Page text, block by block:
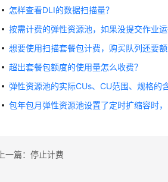
怎样查看DLI的数据扫描量？
按需计费的弹性资源池，如果没提交作业运
想要使用扫描套餐包计费，购买队列还要额
超出套餐包额度的使用量怎么收费？
弹性资源池的实际CUs、CU范围、规格的
包年包月弹性资源池设置了定时扩缩容时，
上一篇：停止计费